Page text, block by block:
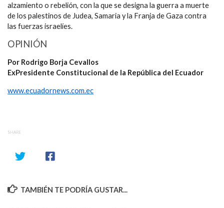
alzamiento o rebelión, con la que se designa la guerra a muerte
de los palestinos de Judea, Samaria y la Franja de Gaza contra
las fuerzas israelíes.
OPINIÓN
Por Rodrigo Borja Cevallos
ExPresidente Constitucional de la República del Ecuador
www.ecuadornews.com.ec
SHARE
TAMBIÉN TE PODRÍA GUSTAR...